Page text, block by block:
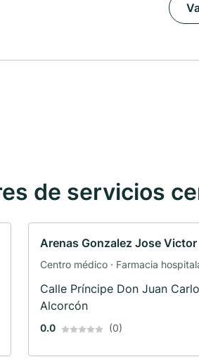
de servicios
Arenas Gonzalez Jose Victor
Centro médico · Farmacia
Calle Príncipe Don Juan
Alcorcón
0.0 (0)